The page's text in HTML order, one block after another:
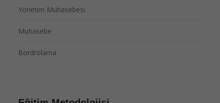
Yönetim Muhasebesi
Muhasebe
Bordrolama